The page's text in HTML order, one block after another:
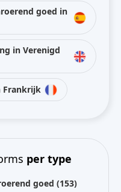
goed in
in Verenigd
Frankrijk
per type
goed (153)